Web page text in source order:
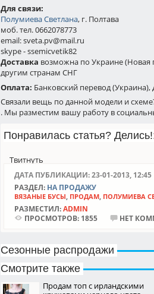
Для связи:
Полумиева Светлана, г. Полтава
моб. тел. 0662078773
email: sveta.pv@mail.ru
skype - ssemicvetik82
Доставка возможна по Украине (Новая
другим странам СНГ
Оплата: Банковский перевод
Связали вещь по данной модели и
. Мы разместим вашу работу в
Понравилась статья?
Твитнуть
ДАТА ПУБЛИКАЦИИ: 23-01-2013, 12:45
РАЗДЕЛ: НА ПРОДАЖУ
ВЯЗАНЫЕ БУСЫ ПРОДАМ ПОЛУМИЕВА
РАЗМЕСТИЛ:ADMIN
ПРОСМОТРОВ: 1855 НЕТ
Сезонные распродажи
Смотрите также
Продам топ с ирландскими